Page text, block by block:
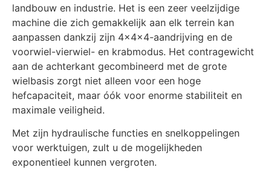
landbouw en industrie. Het is een zeer veelzijdige
machine die zich gemakkelijk aan elk terrein kan
aanpassen dankzij zijn 4x4x4-aandrijving en de
voorwiel-vierwiel- en krabmodus. Het contragewicht
aan de achterkant gecombineerd met de grote
wielbasis zorgt niet alleen voor een hoge
hefcapaciteit, maar óók voor enorme stabiliteit en
maximale veiligheid.
Met zijn hydraulische functies en snelkoppelingen
voor werktuigen, zult u de mogelijkheden
exponentieel kunnen vergroten.